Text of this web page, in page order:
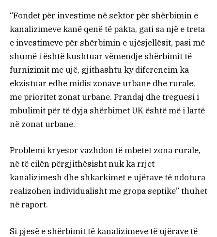
“Fondet për investime në sektor për shërbimin e
kanalizimeve kanë qenë të pakta, gati sa një e treta
e investimeve për shërbimin e ujësjellësit, pasi më
shumë i është kushtuar vëmendje shërbimit të
furnizimit me ujë, gjithashtu ky diferencim ka
ekzistuar edhe midis zonave urbane dhe rurale,
me prioritet zonat urbane. Prandaj dhe treguesi i
mbulimit për të dyja shërbimet UK është më i lartë
në zonat urbane.
Problemi kryesor vazhdon të mbetet zona rurale,
në të cilën përgjithësisht nuk ka rrjet
kanalizimesh dhe shkarkimet e ujërave të ndotura
realizohen individualisht me gropa septike” thuhet
në raport.
Si pjesë e shërbimit të kanalizimeve të ujërave të